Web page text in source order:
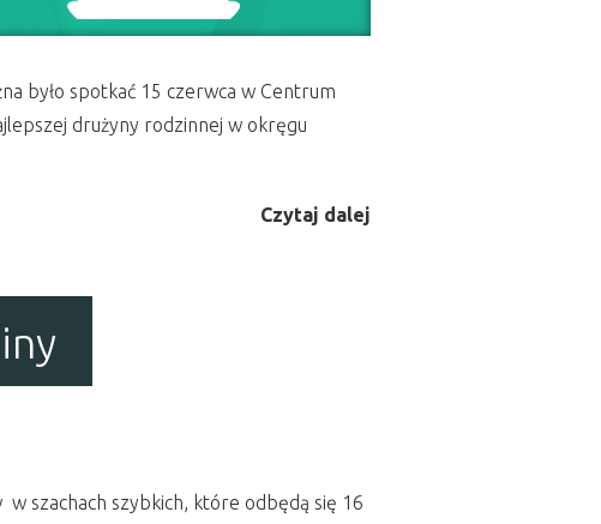
było spotkać 15 czerwca w Centrum
drużyny rodzinnej w okręgu
Czytaj dalej
szachach szybkich, które odbędą się 16